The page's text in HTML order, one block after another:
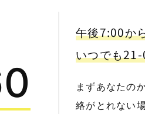
午後7:00か
いつでも
まずあなたの
絡がとれない